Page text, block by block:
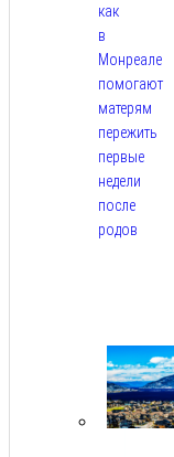
как
в
Монреале
помогают
матерям
пережить
первые
недели
после
родов